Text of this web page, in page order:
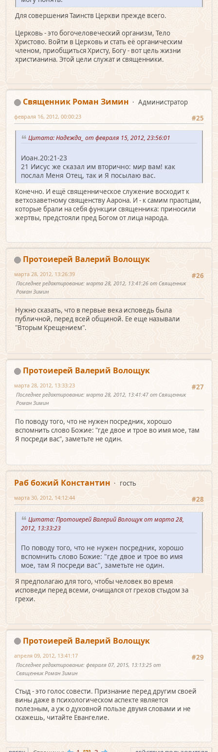
Для совершения Таинств Церкви прежде всего.
Церковь - это богочеловеческий организм, Тело
Христово. Войти в Церковь и стать её органическим
членом, приобщиться Христу, Богу - вот цель жизни
христианина. Этой цели служат и священники.
Священник Роман Зимин
Администратор
#25
февраля 16, 2012, 00:00:23
Цитата: Надежда_ от февраля 15, 2012, 23:56:01
Иоан.20:21-23
21 Иисус же сказал им вторично: мир вам! как
послал Меня Отец, так и Я посылаю вас.
Конечно. И ещё священническое служение восходит к
ветхозаветному священству Аарона. И - к самим праотцам,
которые брали на себя функции священника: приносили
жертвы, предстояли пред Богом от лица народа.
Протоиерей Валерий Волощук
#26
марта 28, 2012, 13:26:39
Последнее редактирование: марта 28, 2012, 13:41:26 от Священник
Роман Зимин
Нужно сказать, что в первые века исповедь была
публичной, перед всей общиной. Ее еще называли
"Вторым Крещением".
Протоиерей Валерий Волощук
#27
марта 28, 2012, 13:33:23
Последнее редактирование: марта 28, 2012, 13:41:47 от Священник
Роман Зимин
По поводу того, что не нужен посредник, хорошо
вспомнить слово Божие: "где двое и трое во имя мое, там
Я посреди вас", заметьте не один.
Раб божий Константин
гость
#28
марта 30, 2012, 14:12:44
Цитата: Протоиерей Валерий Волощук от марта 28,
2012, 13:33:23
По поводу того, что не нужен посредник, хорошо
вспомнить слово Божие: "где двое и трое во имя
мое, там Я посреди вас", заметьте не один.
Я предполагаю для того, чтобы человек во время
исповеди перед всеми, очищался от грехов стыдом за
грехи.
Протоиерей Валерий Волощук
#29
апреля 09, 2012, 13:41:17
Последнее редактирование: февраля 07, 2015, 13:13:25 от
Священник Роман Зимин
Стыд - это голос совести. Признание перед другим своей
вины даже в психологическом аспекте является
полезным, а уж о духовной пользе двумя словами и не
скажешь, читайте Евангелие.